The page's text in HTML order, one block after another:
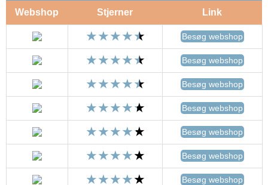
Webshop Stjerner Link
Besøg webshop
Besøg webshop
Besøg webshop
Besøg webshop
Besøg webshop
Besøg webshop
Besøg webshop